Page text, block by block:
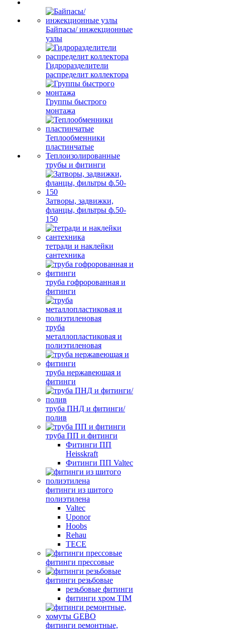
Байпасы/ инжекционные
узлы
Гидроразделители
распределит коллектора
Группы быстрого
монтажа
Теплообменники
пластинчатые
Теплоизолированные
трубы и фитинги
Затворы, задвижки,
фланцы, фильтры ф.50-
150
тетради и наклейки
сантехника
труба гофророванная и
фитинги
труба
металлопластиковая и
полиэтиленовая
труба нержавеющая и
фитинги
труба ПНД и фитинги/
полив
труба ПП и фитинги
Фитинги ПП
Heisskraft
Фитинги ПП Valtec
фитинги из шитого
полиэтилена
Valtec
Uponor
Hoobs
Rehau
TECE
фитинги прессовые
фитинги резьбовые
резьбовые фитинги
фитинги хром TIM
фитинги ремонтные,